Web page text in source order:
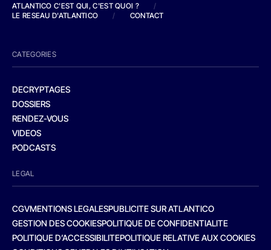
ATLANTICO C'EST QUI, C'EST QUOI ?
/
LE RESEAU D'ATLANTICO
/ CONTACT
CATEGORIES
DECRYPTAGES
DOSSIERS
RENDEZ-VOUS
VIDEOS
PODCASTS
LEGAL
CGVMENTIONS LEGALESPUBLICITE SUR ATLANTICO
GESTION DES COOKIESPOLITIQUE DE CONFIDENTIALITE
POLITIQUE D’ACCESSIBILITEPOLITIQUE RELATIVE AUX COOKIES